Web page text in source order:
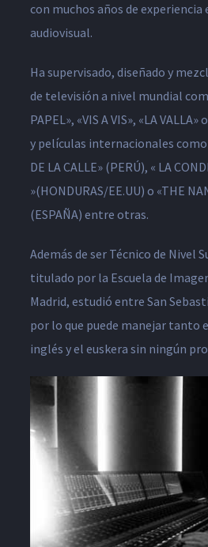
con muchos años de experiencia
audiovisual.
Ha supervisado, diseñado y
de televisión a nivel mundial
PAPEL», «VIS A VIS», «LA VALLA»
y películas internacionales como
DE LA CALLE» (PERÚ), « LA
»(HONDURAS/EE.UU) o «THE
(ESPAÑA) entre otras.
Además de ser Técnico de Nivel
titulado por la Escuela de
Madrid, estudió entre San
por lo que puede manejar tanto
inglés y el euskera sin ningún